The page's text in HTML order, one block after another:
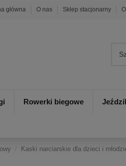
główna O nas Sklep stacjonarny
Rowerki biegowe
Kaski narciarskie dla dzieci i